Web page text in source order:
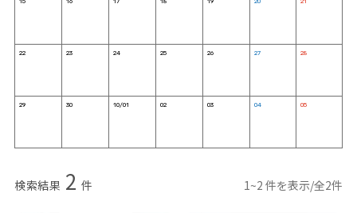
22 23 24 25 26 27 28
29 30 10/01 02 03 04 05
検索結果 2 件 1~2 件を表示/全2件